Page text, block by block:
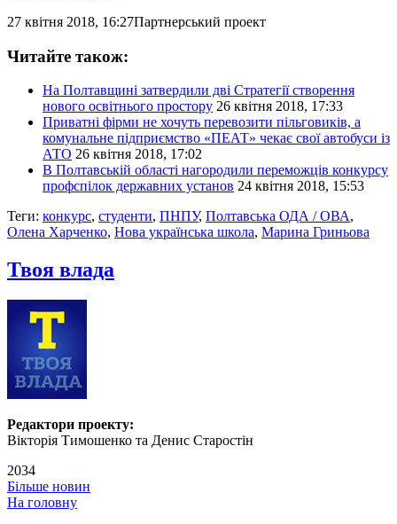
27 квітня 2018, 16:27Партнерський проект
Читайте також:
На Полтавщині затвердили дві Стратегії створення
нового освітнього простору 26 квітня 2018, 17:33
Приватні фірми не хочуть перевозити пільговиків, а
комунальне підприємство «ПЕАТ» чекає свої автобуси із
АТО 26 квітня 2018, 17:02
В Полтавській області нагородили переможців конкурсу
профспілок державних установ 24 квітня 2018, 15:53
Теги: конкурс, студенти, ПНПУ, Полтавська ОДА / ОВА,
Олена Харченко, Нова українська школа, Марина Гриньова
Твоя влада
Редактори проекту:
Вікторія Тимошенко та Денис Старостін
2034
Більше новин
На головну